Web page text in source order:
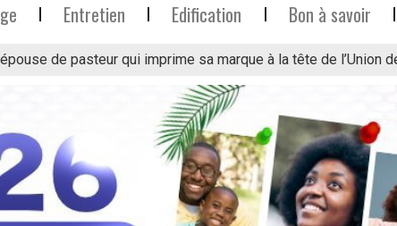
Entretien Edification Bon à savoir
de pasteur qui imprime sa marque à la tête de l’Union